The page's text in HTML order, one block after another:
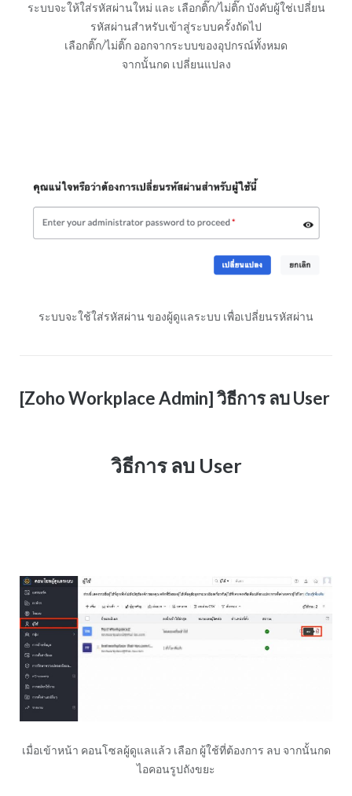
ระบบจะให้ใส่รหัสผ่านใหม่ และ เลือกติ๊ก/ไม่ติ๊ก บังคับผู้ใช่เปลี่ยน
รหัสผ่านสำหรับเข้าสู่ระบบครั้งถัดไป
เลือกติ๊ก/ไม่ติ๊ก ออกจากระบบของอุปกรณ์ทั้งหมด
จากนั้นกด เปลี่ยนแปลง
ระบบจะใช้ใส่รหัสผ่าน ของผู้ดูแลระบบ เพื่อเปลี่ยนรหัสผ่าน
[Zoho Workplace Admin] วิธีการ ลบ User
วิธีการ ลบ User
เมื่อเข้าหน้า คอนโซลผู้ดูแลแล้ว เลือก ผู้ใช้ที่ต้องการ ลบ จากนั้นกด
ไอคอนรูปถังขยะ